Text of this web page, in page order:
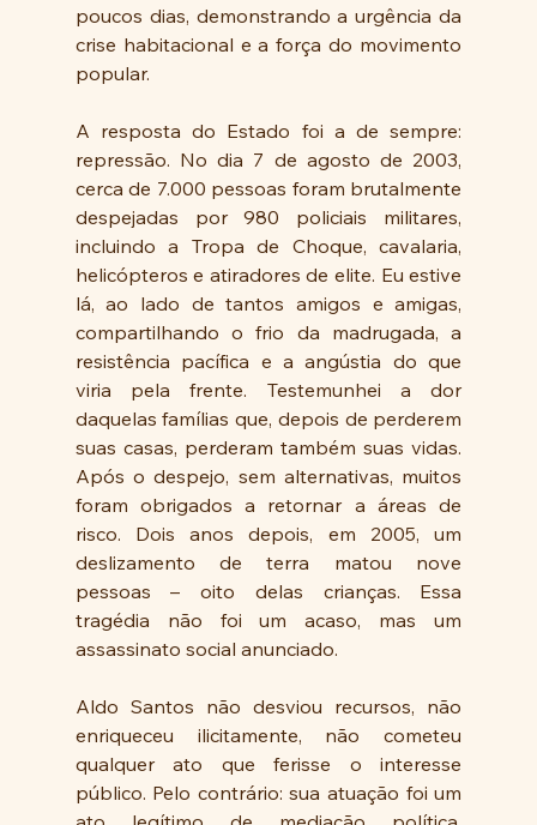
poucos dias, demonstrando a urgência da
crise habitacional e a força do movimento
popular.
A resposta do Estado foi a de sempre:
repressão. No dia 7 de agosto de 2003,
cerca de 7.000 pessoas foram brutalmente
despejadas por 980 policiais militares,
incluindo a Tropa de Choque, cavalaria,
helicópteros e atiradores de elite. Eu estive
lá, ao lado de tantos amigos e amigas,
compartilhando o frio da madrugada, a
resistência pacífica e a angústia do que
viria pela frente. Testemunhei a dor
daquelas famílias que, depois de perderem
suas casas, perderam também suas vidas.
Após o despejo, sem alternativas, muitos
foram obrigados a retornar a áreas de
risco. Dois anos depois, em 2005, um
deslizamento de terra matou nove
pessoas – oito delas crianças. Essa
tragédia não foi um acaso, mas um
assassinato social anunciado.
Aldo Santos não desviou recursos, não
enriqueceu ilicitamente, não cometeu
qualquer ato que ferisse o interesse
público. Pelo contrário: sua atuação foi um